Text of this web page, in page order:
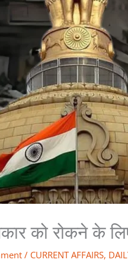
को रोकने के
/ CURRENT AFFAIRS,